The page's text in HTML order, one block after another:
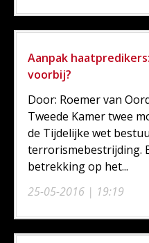
Aanpak
voorbij?
25-05-2016 | 19:19
Door: Roemer van
Tweede Kamer twee
de Tijdelijke wet
terrorismebestrijding.
betrekking op het...